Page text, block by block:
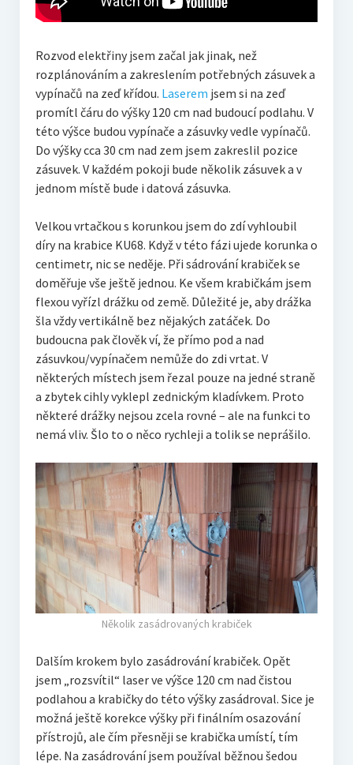
Rozvod elektřiny jsem začal jak jinak, než
rozplánováním a zakreslením potřebných zásuvek a
vypínačů na zeď křídou. Laserem jsem si na zeď
promítl čáru do výšky 120 cm nad budoucí podlahu. V
této výšce budou vypínače a zásuvky vedle vypínačů.
Do výšky cca 30 cm nad zem jsem zakreslil pozice
zásuvek. V každém pokoji bude několik zásuvek a v
jednom místě bude i datová zásuvka.
Velkou vrtačkou s korunkou jsem do zdí vyhloubil
díry na krabice KU68. Když v této fázi ujede korunka o
centimetr, nic se neděje. Při sádrování krabiček se
doměřuje vše ještě jednou. Ke všem krabičkám jsem
flexou vyřízl drážku od země. Důležité je, aby drážka
šla vždy vertikálně bez nějakých zatáček. Do
budoucna pak člověk ví, že přímo pod a nad
zásuvkou/vypínačem nemůže do zdi vrtat. V
některých místech jsem řezal pouze na jedné straně
a zbytek cihly vyklepl zednickým kladívkem. Proto
některé drážky nejsou zcela rovné – ale na funkci to
nemá vliv. Šlo to o něco rychleji a tolik se neprášilo.
Několik zasádrovaných krabiček
Dalším krokem bylo zasádrování krabiček. Opět
jsem „rozsvítil“ laser ve výšce 120 cm nad čistou
podlahou a krabičky do této výšky zasádroval. Sice je
možná ještě korekce výšky při finálním osazování
přístrojů, ale čím přesněji se krabička umístí, tím
lépe. Na zasádrování jsem používal běžnou šedou